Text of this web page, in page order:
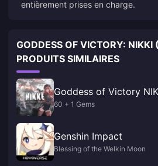
entièrement prises en charge.
GODDESS OF VICTORY:
PRODUITS SIMILAIRES
Goddess of Victory
60 + 1 Gems
Genshin Impact
Blessing of the Welkin Moon